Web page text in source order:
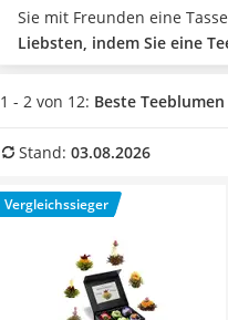
Eiskaffee-Pulver
Irischer Whiskey
Grapefruitkernextrakt
Matcha-Set
MCT-Öl
Erythrit
Müsli ohne Zuckerzusatz
Sie mit Freunden eine
Liebsten, indem Sie eine
gepressten Kugeln aus
grünem Tee entfalten sich
Teerosen ihr Aroma lange
Vergleichstabelle
sie länger aufbewahren zu
im August 2026 besonders
mit seinen Eigenschaften.
1 - 2 von 12: Beste Teeblumen
Stand: 03.08.2026
Vergleichssieger